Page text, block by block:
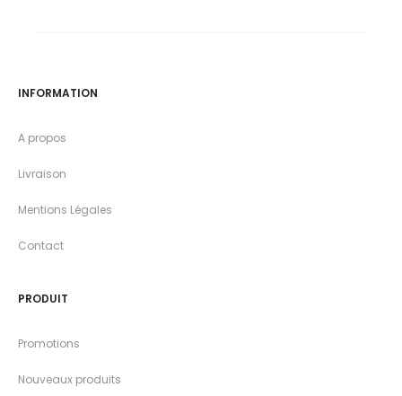
INFORMATION
A propos
Livraison
Mentions Légales
Contact
PRODUIT
Promotions
Nouveaux produits